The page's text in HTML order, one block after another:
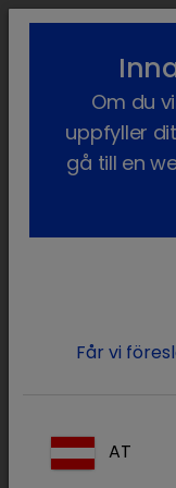
Foder Livsstadie
Om du
uppfyller
gå till en
Får vi
AT